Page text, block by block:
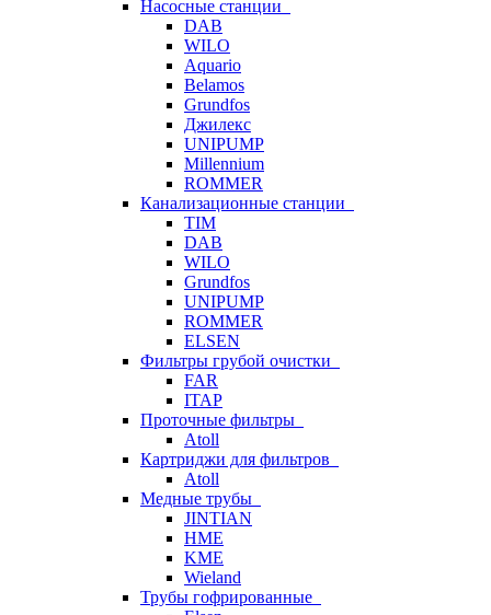
Насосные станции
DAB
WILO
Aquario
Belamos
Grundfos
Джилекс
UNIPUMP
Millennium
ROMMER
Канализационные станции
TIM
DAB
WILO
Grundfos
UNIPUMP
ROMMER
ELSEN
Фильтры грубой очистки
FAR
ITAP
Проточные фильтры
Atoll
Картриджи для фильтров
Atoll
Медные трубы
JINTIAN
HME
KME
Wieland
Трубы гофрированные